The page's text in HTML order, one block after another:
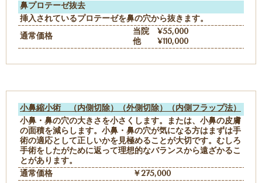
鼻プロテーゼ抜去
挿入されているプロテーゼを鼻の穴から抜きます。
通常価格
当院 ¥55,000
他 ¥110,000
小鼻縮小術 （内側切除）（外側切除）（内側フラップ法）
小鼻・鼻の穴の大きさを小さくします。または、小鼻の皮膚
の面積を減らします。小鼻・鼻の穴が気になる方はまずは手
術の適応として正しいかを見極めることが大切です。むしろ
手術をしたがために返って理想的なバランスから遠ざかるこ
とがあります。
通常価格
￥275,000